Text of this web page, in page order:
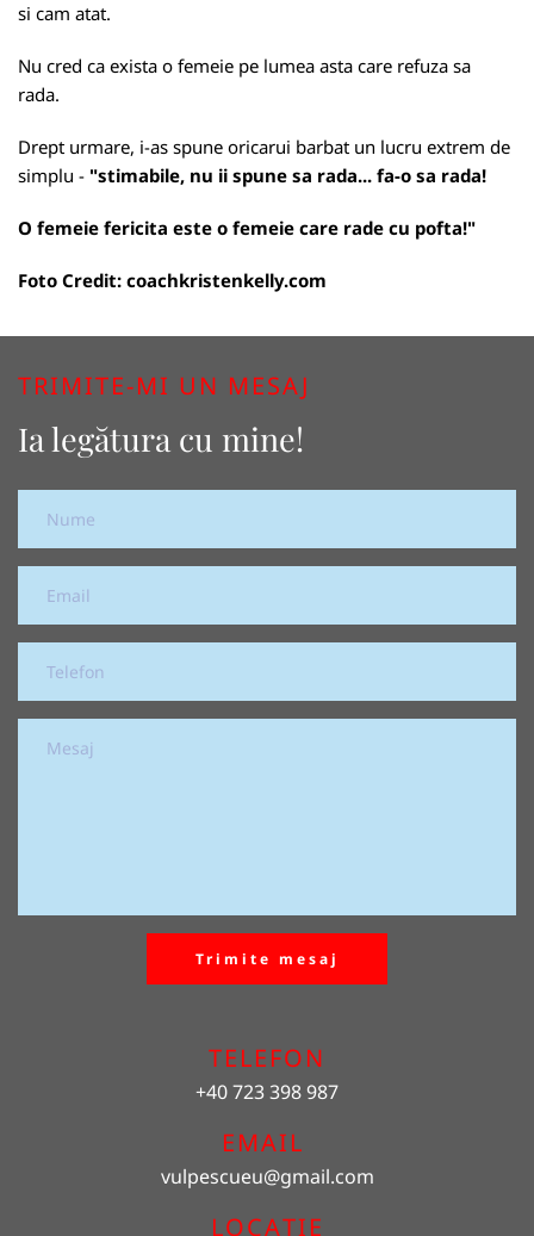
si cam atat.
Nu cred ca exista o femeie pe lumea asta care refuza sa
rada.
Drept urmare, i-as spune oricarui barbat un lucru extrem de
simplu - "stimabile, nu ii spune sa rada... fa-o sa rada!
O femeie fericita este o femeie care rade cu pofta!"
Foto Credit: coachkristenkelly.com
TRIMITE-MI UN MESAJ
Ia legătura cu mine!
Trimite mesaj
TELEFON
+40 723 398 987
EMAIL
vulpescueu@gmail.com
LOCAȚIE